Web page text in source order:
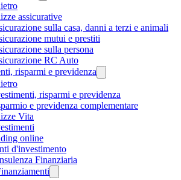
assicurative
sulla casa, danni a terzi e animali
mutui e prestiti
sulla persona
RC Auto
risparmi e previdenza
risparmi e previdenza
e previdenza complementare
Vita
online
d'investimento
Finanziaria